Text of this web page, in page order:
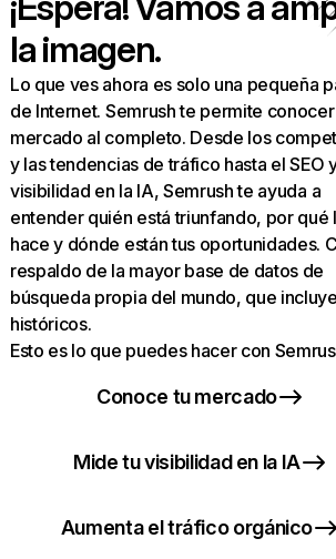
la imagen.
Lo que ves ahora es solo una pequeña
de Internet. Semrush te permite
mercado al completo. Desde los
y las tendencias de tráfico hasta el SEO
visibilidad en la IA, Semrush te ayuda a
entender quién está triunfando, por qué
hace y dónde están tus oportunidades.
respaldo de la mayor base de datos de
búsqueda propia del mundo, que
históricos.
Esto es lo que puedes hacer con
Conoce tu mercado
Mide tu visibilidad en la IA
Aumenta el tráfico orgánico